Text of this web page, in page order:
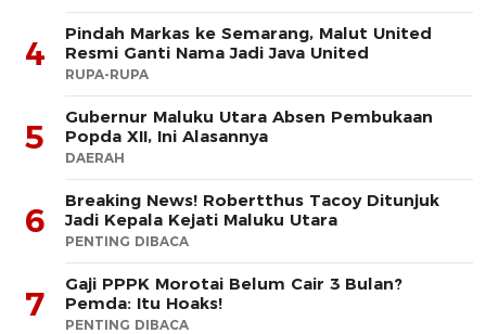
4
Pindah Markas ke Semarang, Malut United
Resmi Ganti Nama Jadi Java United
RUPA-RUPA
5
Gubernur Maluku Utara Absen Pembukaan
Popda XII, Ini Alasannya
DAERAH
6
Breaking News! Robertthus Tacoy Ditunjuk
Jadi Kepala Kejati Maluku Utara
PENTING DIBACA
7
Gaji PPPK Morotai Belum Cair 3 Bulan?
Pemda: Itu Hoaks!
PENTING DIBACA